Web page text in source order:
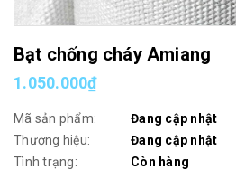
Bạt chống cháy Amiang
1.050.000₫
Mã sản phẩm:
Đang cập nhật
Thương hiệu:
Đang cập nhật
Tình trạng:
Còn hàng